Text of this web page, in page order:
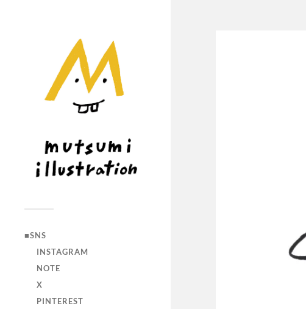
■SNS
INSTAGRAM
NOTE
X
PINTEREST